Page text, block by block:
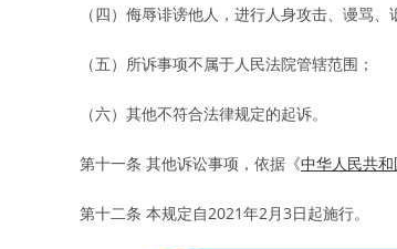
（四）侮辱诽谤他人，进行人身攻击、谩骂
（五）所诉事项不属于人民法院管辖范围；
（六）其他不符合法律规定的起诉。
第十一条 其他诉讼事项，依据《中华人民共
第十二条 本规定自2021年2月3日起施行。